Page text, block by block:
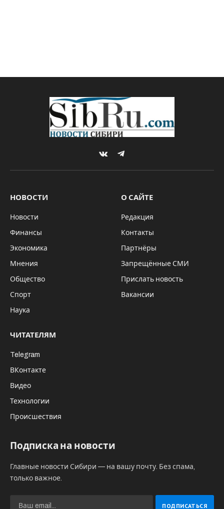
VKontakteTelegram
НОВОСТИ
Новости
Финансы
Экономика
Мнения
Общество
Спорт
Наука
О САЙТЕ
Редакция
Контакты
Партнёры
Запрещённые СМИ
Прислать новость
Вакансии
ЧИТАТЕЛЯМ
Telegram
ВКонтакте
Видео
Технологии
Происшествия
Подписка на новости
Главные новости Сибири — на вашу почту. Без спама,
только важное.